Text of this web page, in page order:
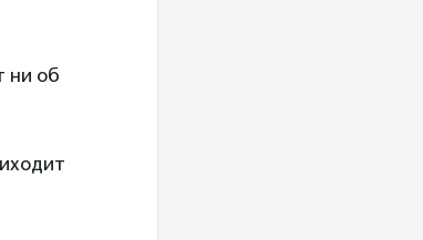
ни об